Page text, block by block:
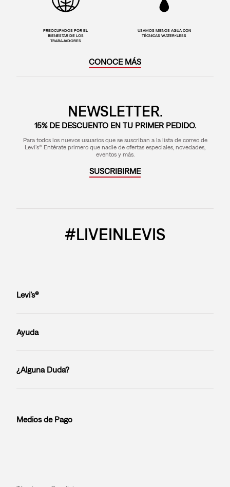
PREOCUPADOS POR EL
BIENESTAR DE LOS
TRABAJADORES
USAMOS MENOS AGUA CON
TÉCNICAS WATER<LESS
CONOCE MÁS
NEWSLETTER.
15% DE DESCUENTO EN TU PRIMER PEDIDO.
Para todos los nuevos usuarios que se suscriban a la lista de correo de
Levi's® Entérate primero que nadie de ofertas especiales, novedades,
eventos y más.
SUSCRIBIRME
#LIVEINLEVIS
Levi’s®
Ayuda
¿Alguna Duda?
Medios de Pago